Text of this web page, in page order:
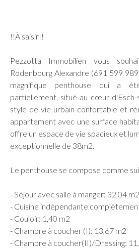
!!À saisir!!
Pezzotta Immobilien vous
Rodenbourg Alexandre (691 599
magnifique penthouse qui a
partiellement, situé au cœur
style de vie urbain confortable et
appartement avec une surface
offre un espace de vie spacieux et
exceptionnelle de 38m2.
Le penthouse se compose comme
- Séjour avec salle à manger: 32,04 m2
- Cuisine indépendante
- Couloir: 1,40 m2
- Chambre à coucher (I): 13,67 m2
- Chambre à coucher(II)/Dressing: